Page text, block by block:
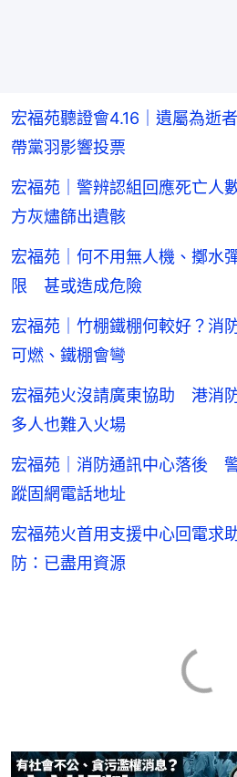
宏福苑聽證會4.16｜遺屬為逝
帶黨羽影響投票
宏福苑｜警辨認組回應死亡人
方灰燼篩出遺骸
宏福苑｜何不用無人機、擲
限 甚或造成危險
宏福苑｜竹棚鐵棚何較好？
可燃、鐵棚會彎
宏福苑火沒請廣東協助 港消
多人也難入火場
宏福苑｜消防通訊中心落後
蹤固網電話地址
宏福苑火首用支援中心回電
防：已盡用資源